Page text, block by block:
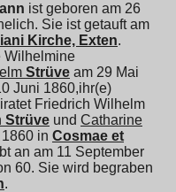
ist geboren am 26
Sie ist getauft am
Kirche, Exten.
Wilhelmine
Strüve am 29 Mai
Juni 1860,ihr(e)
Friedrich Wilhelm
Strüve und Catharine
in Cosmae et
an am 11 September
60. Sie wird begraben
.